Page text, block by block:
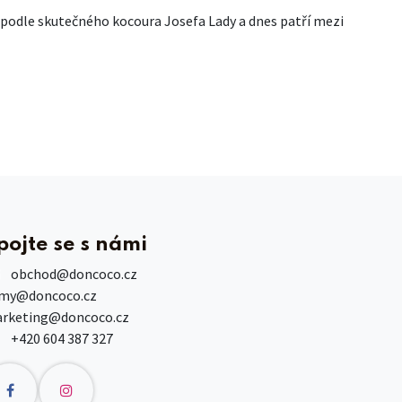
skutečného kocoura Josefa Lady a dnes patří mezi
se s námi
obchod@doncoco.cz
+420 604 387 327